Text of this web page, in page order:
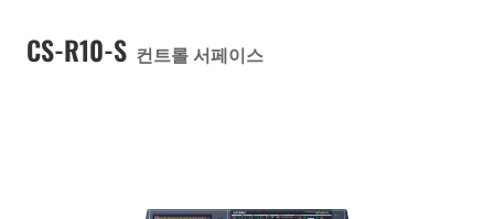
CS-R10-S 컨트롤 서페이스